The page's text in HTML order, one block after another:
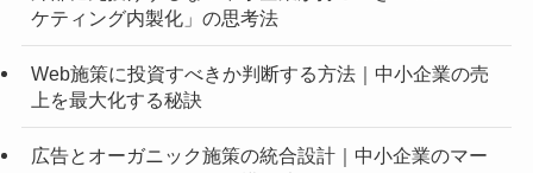
ケティング内製化」の思考法
Web施策に投資すべきか判断する方法｜中小企業の売
上を最大化する秘訣
広告とオーガニック施策の統合設計｜中小企業のマー